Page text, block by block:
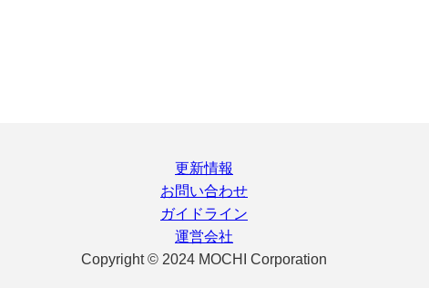
更新情報
お問い合わせ
ガイドライン
運営会社
Copyright © 2024 MOCHI Corporation